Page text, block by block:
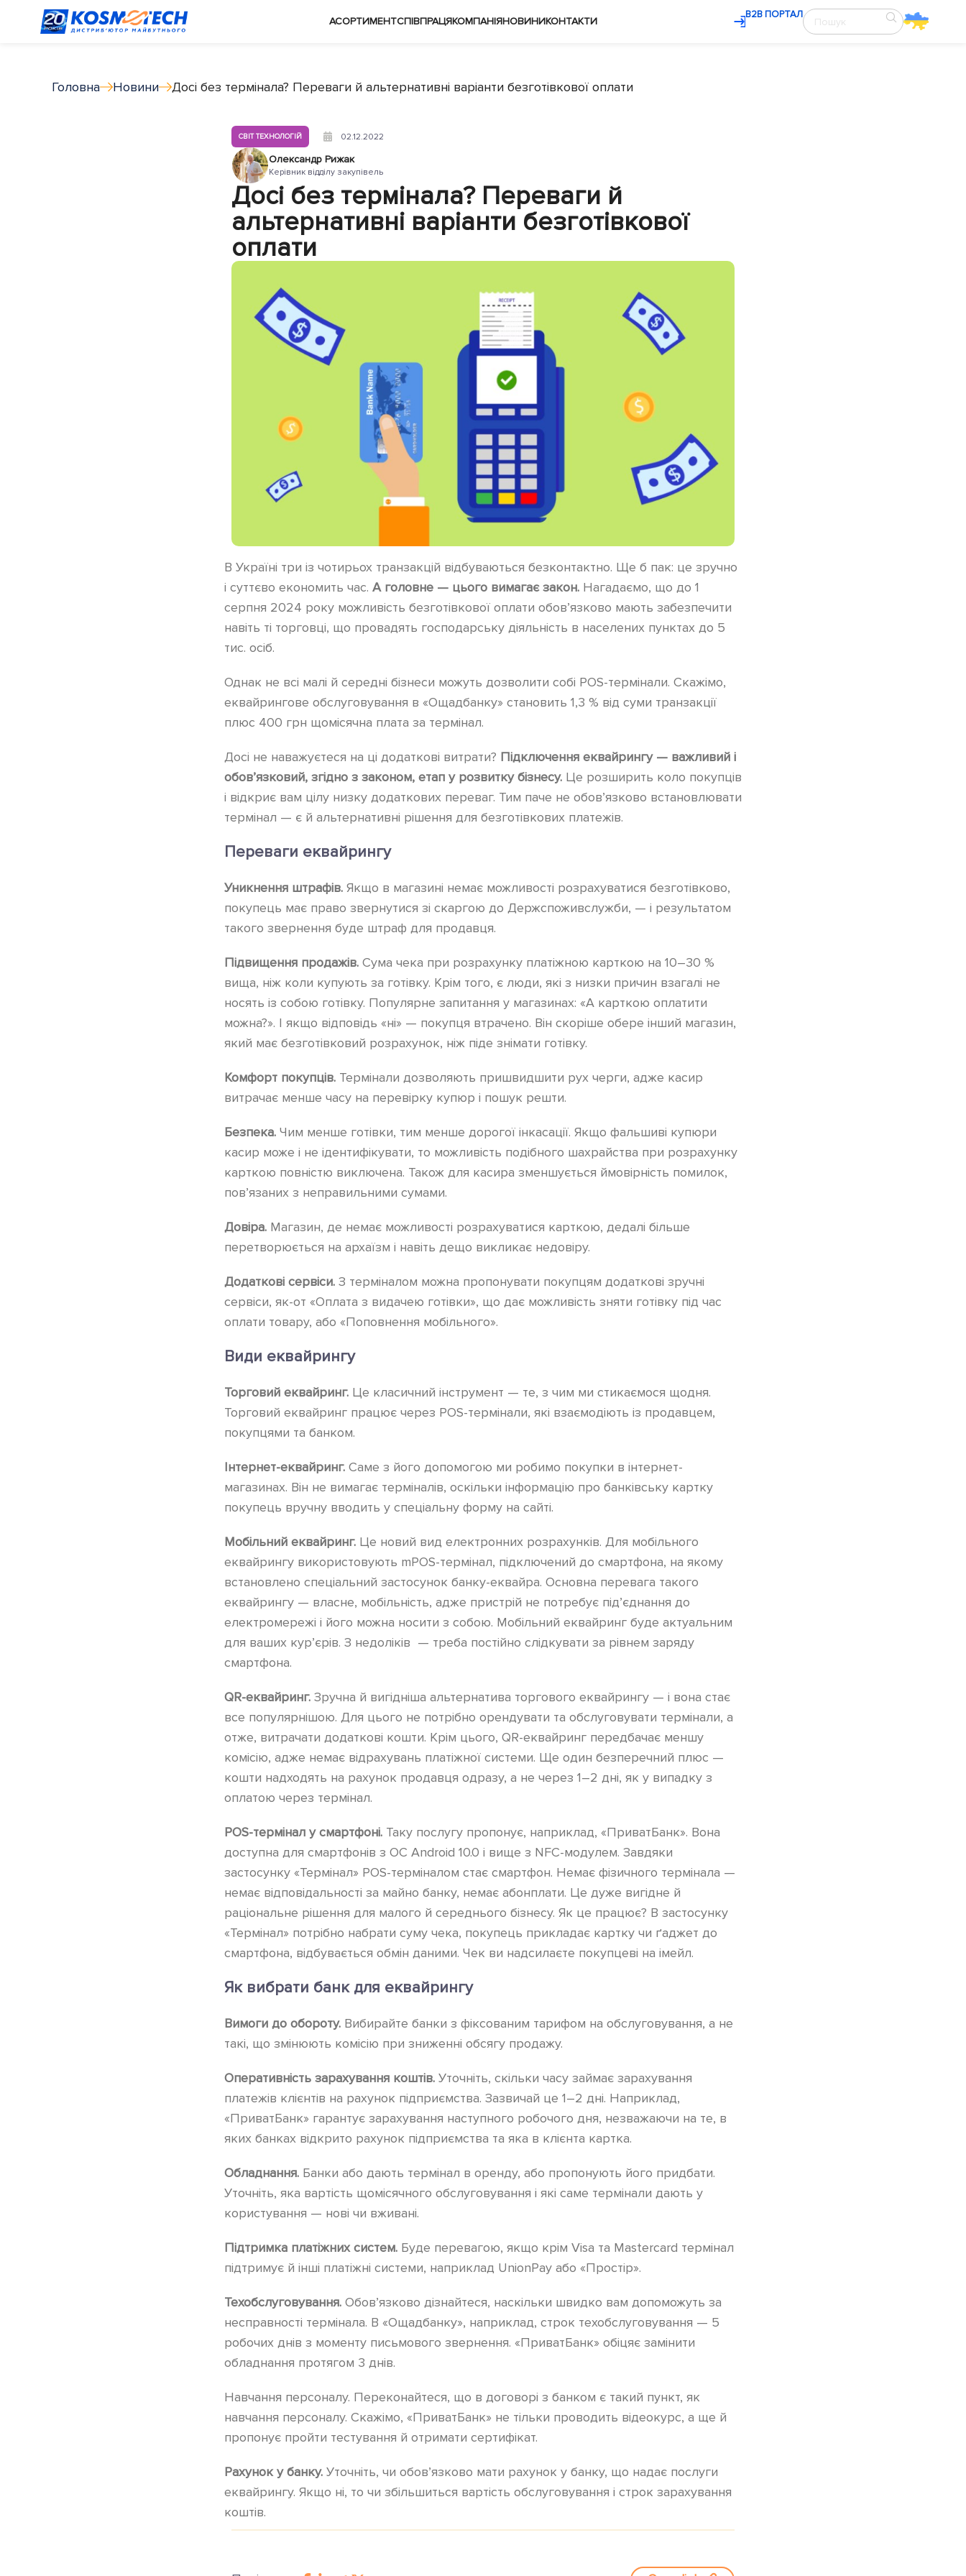
АСОРТИМЕНТСПІВПРАЦЯКОМПАНІЯНОВИНИКОНТАКТИ
В2В ПОРТАЛ
Головна Новини Досі без термінала? Переваги й альтернативні варіанти безготівкової оплати
СВІТ ТЕХНОЛОГІЙ 02.12.2022
Олександр Рижак
Керівник відділу закупівель
Досі без термінала? Переваги й
альтернативні варіанти безготівкової
оплати
В Україні три із чотирьох транзакцій відбуваються безконтактно. Ще б пак: це зручно
і суттєво економить час. А головне — цього вимагає закон. Нагадаємо, що до 1
серпня 2024 року можливість безготівкової оплати обов’язково мають забезпечити
навіть ті торговці, що провадять господарську діяльність в населених пунктах до 5
тис. осіб.
Однак не всі малі й середні бізнеси можуть дозволити собі POS-термінали. Скажімо,
еквайрингове обслуговування в «Ощадбанку» становить 1,3 % від суми транзакції
плюс 400 грн щомісячна плата за термінал.
Досі не наважуєтеся на ці додаткові витрати? Підключення еквайрингу — важливий і
обов’язковий, згідно з законом, етап у розвитку бізнесу. Це розширить коло покупців
і відкриє вам цілу низку додаткових переваг. Тим паче не обов’язково встановлювати
термінал — є й альтернативні рішення для безготівкових платежів.
Переваги еквайрингу
Уникнення штрафів. Якщо в магазині немає можливості розрахуватися безготівково,
покупець має право звернутися зі скаргою до Держспоживслужби, — і результатом
такого звернення буде штраф для продавця.
Підвищення продажів. Сума чека при розрахунку платіжною карткою на 10–30 %
вища, ніж коли купують за готівку. Крім того, є люди, які з низки причин взагалі не
носять із собою готівку. Популярне запитання у магазинах: «А карткою оплатити
можна?». І якщо відповідь «ні» — покупця втрачено. Він скоріше обере інший магазин,
який має безготівковий розрахунок, ніж піде знімати готівку.
Комфорт покупців. Термінали дозволяють пришвидшити рух черги, адже касир
витрачає менше часу на перевірку купюр і пошук решти.
Безпека. Чим менше готівки, тим менше дорогої інкасації. Якщо фальшиві купюри
касир може і не ідентифікувати, то можливість подібного шахрайства при розрахунку
карткою повністю виключена. Також для касира зменшується ймовірність помилок,
пов’язаних з неправильними сумами.
Довіра. Магазин, де немає можливості розрахуватися карткою, дедалі більше
перетворюється на архаїзм і навіть дещо викликає недовіру.
Додаткові сервіси. З терміналом можна пропонувати покупцям додаткові зручні
сервіси, як-от «Оплата з видачею готівки», що дає можливість зняти готівку під час
оплати товару, або «Поповнення мобільного».
Види еквайрингу
Торговий еквайринг. Це класичний інструмент — те, з чим ми стикаємося щодня.
Торговий еквайринг працює через POS-термінали, які взаємодіють із продавцем,
покупцями та банком.
Інтернет-еквайринг. Саме з його допомогою ми робимо покупки в інтернет-
магазинах. Він не вимагає терміналів, оскільки інформацію про банківську картку
покупець вручну вводить у спеціальну форму на сайті.
Мобільний еквайринг. Це новий вид електронних розрахунків. Для мобільного
еквайрингу використовують mPOS-термінал, підключений до смартфона, на якому
встановлено спеціальний застосунок банку-еквайра. Основна перевага такого
еквайрингу — власне, мобільність, адже пристрій не потребує під’єднання до
електромережі і його можна носити з собою. Мобільний еквайринг буде актуальним
для ваших кур’єрів. З недоліків — треба постійно слідкувати за рівнем заряду
смартфона.
QR-еквайринг. Зручна й вигідніша альтернатива торгового еквайрингу — і вона стає
все популярнішою. Для цього не потрібно орендувати та обслуговувати термінали, а
отже, витрачати додаткові кошти. Крім цього, QR-еквайринг передбачає меншу
комісію, адже немає відрахувань платіжної системи. Ще один безперечний плюс —
кошти надходять на рахунок продавця одразу, а не через 1–2 дні, як у випадку з
оплатою через термінал.
POS-термінал у смартфоні. Таку послугу пропонує, наприклад, «ПриватБанк». Вона
доступна для смартфонів з ОС Android 10.0 і вище з NFC-модулем. Завдяки
застосунку «Термінал» POS-терміналом стає смартфон. Немає фізичного термінала —
немає відповідальності за майно банку, немає абонплати. Це дуже вигідне й
раціональне рішення для малого й середнього бізнесу. Як це працює? В застосунку
«Термінал» потрібно набрати суму чека, покупець прикладає картку чи ґаджет до
смартфона, відбувається обмін даними. Чек ви надсилаєте покупцеві на імейл.
Як вибрати банк для еквайрингу
Вимоги до обороту. Вибирайте банки з фіксованим тарифом на обслуговування, а не
такі, що змінюють комісію при зниженні обсягу продажу.
Оперативність зарахування коштів. Уточніть, скільки часу займає зарахування
платежів клієнтів на рахунок підприємства. Зазвичай це 1–2 дні. Наприклад,
«ПриватБанк» гарантує зарахування наступного робочого дня, незважаючи на те, в
яких банках відкрито рахунок підприємства та яка в клієнта картка.
Обладнання. Банки або дають термінал в оренду, або пропонують його придбати.
Уточніть, яка вартість щомісячного обслуговування і які саме термінали дають у
користування — нові чи вживані.
Підтримка платіжних систем. Буде перевагою, якщо крім Visa та Mastercard термінал
підтримує й інші платіжні системи, наприклад UnionPay або «Простір».
Техобслуговування. Обов’язково дізнайтеся, наскільки швидко вам допоможуть за
несправності термінала. В «Ощадбанку», наприклад, строк техобслуговування — 5
робочих днів з моменту письмового звернення. «ПриватБанк» обіцяє замінити
обладнання протягом 3 днів.
Навчання персоналу. Переконайтеся, що в договорі з банком є такий пункт, як
навчання персоналу. Скажімо, «ПриватБанк» не тільки проводить відеокурс, а ще й
пропонує пройти тестування й отримати сертифікат.
Рахунок у банку. Уточніть, чи обов’язково мати рахунок у банку, що надає послуги
еквайрингу. Якщо ні, то чи збільшиться вартість обслуговування і строк зарахування
коштів.